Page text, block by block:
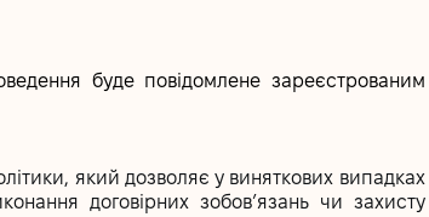
буде повідомлене зареєстрованим
який дозволяє у виняткових випадках
договірних зобов’язань чи захисту